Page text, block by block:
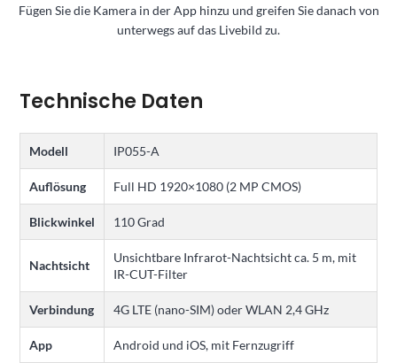
Fügen Sie die Kamera in der App hinzu und greifen Sie danach von
unterwegs auf das Livebild zu.
Technische Daten
Modell IP055-A
Auflösung Full HD 1920×1080 (2 MP CMOS)
Blickwinkel 110 Grad
Nachtsicht
Unsichtbare Infrarot-Nachtsicht ca. 5 m, mit
IR-CUT-Filter
Verbindung 4G LTE (nano-SIM) oder WLAN 2,4 GHz
App Android und iOS, mit Fernzugriff